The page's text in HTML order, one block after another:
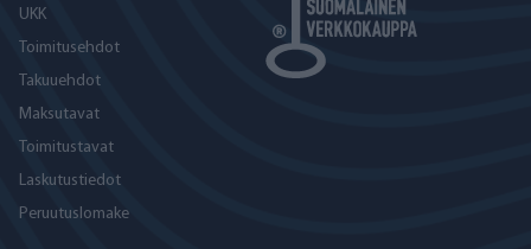
UKK
Toimitusehdot
Takuuehdot
Maksutavat
Toimitustavat
Laskutustiedot
Peruutuslomake